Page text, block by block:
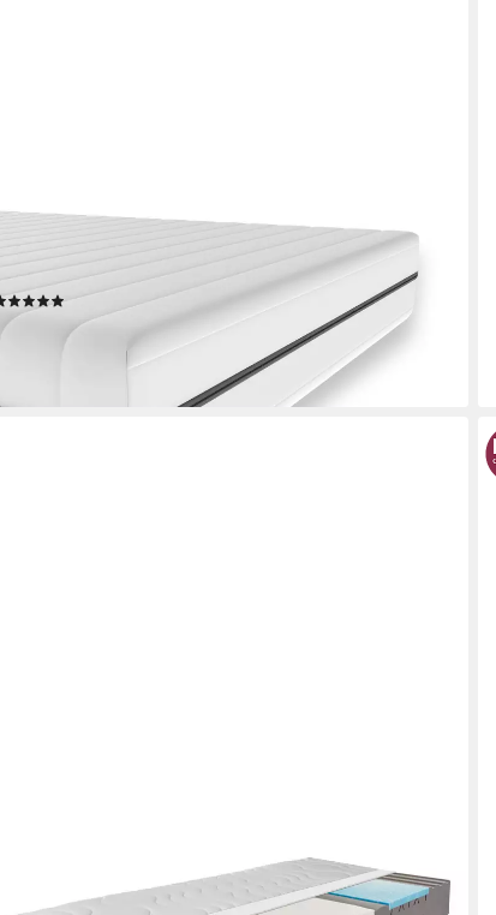
H3&H4),ergonomisch, 18 cm hoch, (7 Zonen Matratze
70x200, H2+H3), made in Germany, atmungsaktiv,
abnehmbarer Bezug
(1)
ab 99,99 € UVP
lieferbar - in 5-6 Werktagen bei dir
Deutschland, H3/H4), Matratze 80x200 90x190 90x200
100x200 140x200 und weitere Größen